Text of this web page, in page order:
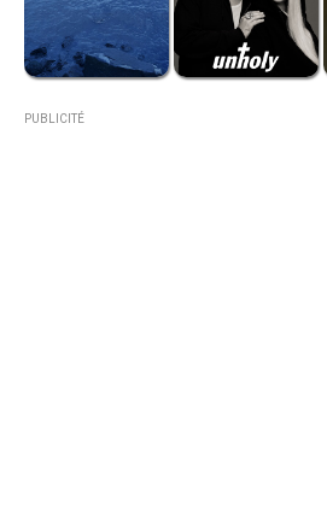
PUBLICITÉ